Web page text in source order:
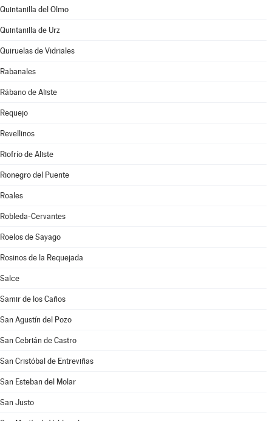
Quintanilla del Olmo
Quintanilla de Urz
Quiruelas de Vidriales
Rabanales
Rábano de Aliste
Requejo
Revellinos
Riofrío de Aliste
Rionegro del Puente
Roales
Robleda-Cervantes
Roelos de Sayago
Rosinos de la Requejada
Salce
Samir de los Caños
San Agustín del Pozo
San Cebrián de Castro
San Cristóbal de Entreviñas
San Esteban del Molar
San Justo